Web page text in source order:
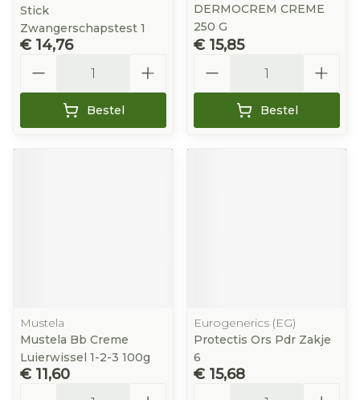
Stick
Zwangerschapstest 1
€ 14,76
Bestel
DERMOCREM CREME
250 G
€ 15,85
Bestel
Mustela
Mustela Bb Creme
Luierwissel 1-2-3 100g
€ 11,60
Eurogenerics (EG)
Protectis Ors Pdr Zakje
6
€ 15,68